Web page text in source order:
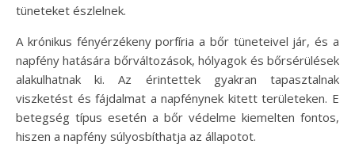
tüneteket észlelnek.
A krónikus fényérzékeny porfíria a bőr tüneteivel jár, és a
napfény hatására bőrváltozások, hólyagok és bőrsérülések
alakulhatnak ki. Az érintettek gyakran tapasztalnak
viszketést és fájdalmat a napfénynek kitett területeken. E
betegség típus esetén a bőr védelme kiemelten fontos,
hiszen a napfény súlyosbíthatja az állapotot.